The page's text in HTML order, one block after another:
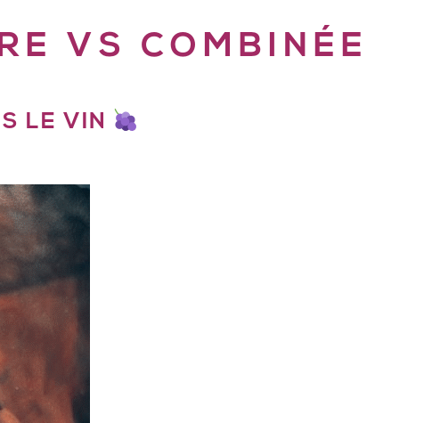
VS COMBINÉE
LE VIN